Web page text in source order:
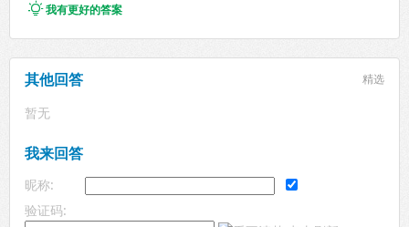
我有更好的答案
其他回答 精选
暂无
我来回答
昵称:
验证码: